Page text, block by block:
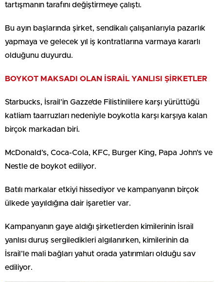
tartışmanın tarafını değiştirmeye çalıştı.
Bu ayın başlarında şirket, sendikalı çalışanlarıyla pazarlık
yapmaya ve gelecek yıl iş kontratlarına varmaya kararlı
olduğunu duyurdu.
BOYKOT MAKSADI OLAN İSRAİL YANLISI ŞİRKETLER
Starbucks, İsrail’in Gazze’de Filistinlilere karşı yürüttüğü
katliam taarruzları nedeniyle boykotla karşı karşıya kalan
birçok markadan biri.
McDonald’s, Coca-Cola, KFC, Burger King, Papa John’s ve
Nestle de boykot ediliyor.
Batılı markalar etkiyi hissediyor ve kampanyanın birçok
ülkede yayıldığına dair işaretler var.
Kampanyanın gaye aldığı şirketlerden kimilerinin İsrail
yanlısı duruş sergiledikleri algılanırken, kimilerinin da
İsrail’le mali bağları yahut orada yatırımları olduğu sav
ediliyor.